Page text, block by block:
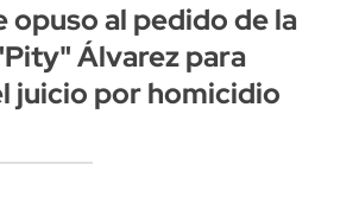
opuso al pedido de la
Álvarez para
juicio por homicidio